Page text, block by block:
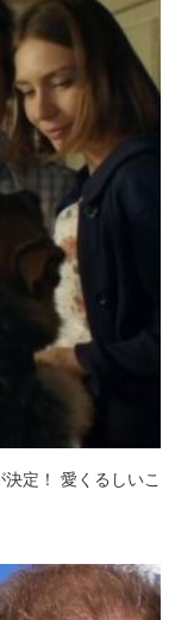
定！ 愛くるしいこ